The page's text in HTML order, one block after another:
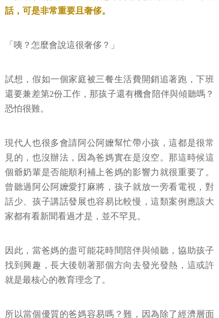
話，可是非常重要且奢侈。
「咦？怎麼會說這很奢侈？」
試想，假如一個家庭被三餐生活費開銷追著跑，下班
還要兼差第2份工作，那孩子還有機會陪伴與傾聽嗎？
恐怕很難。
現代人也很多會請阿公阿嬤幫忙帶小孩，這都是很常
見的，也沒辦法，因為爸媽實在是沒空。那這時候這
個爺奶輩是否能順利補上爸媽的影響力就很重要了。
曾聽過阿公阿嬤愛打麻將，孩子就放一旁看電視，對
話少、孩子講話發展也容易比較慢，這類案例應該大
家都有看新聞看過才是，並不罕見。
因此，當爸媽的盡可能花時間陪伴與傾聽，協助孩子
找到興趣，長大後朝著那個方向去發光發熱，這或許
就是最核心的教育理念了。
所以當個優質的爸媽容易嗎？難，因為除了經濟層面